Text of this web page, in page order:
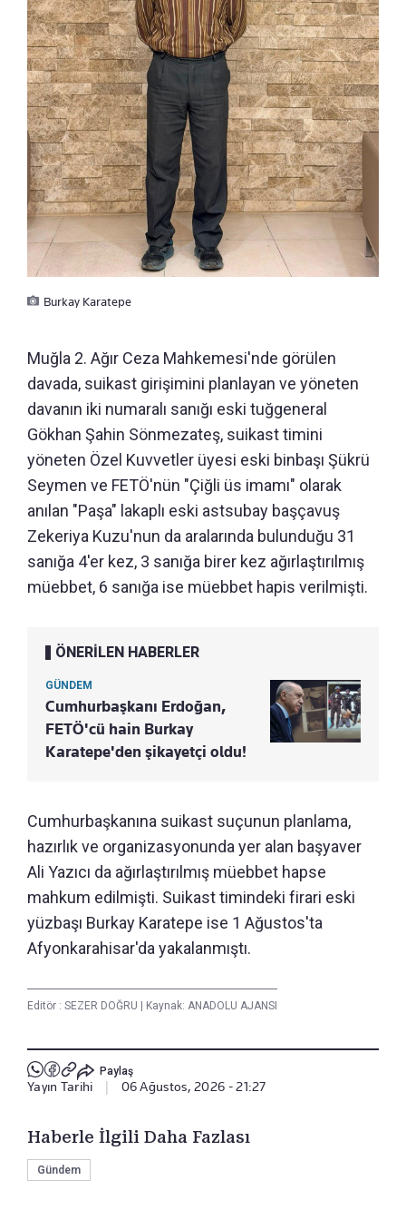
Burkay Karatepe
Muğla 2. Ağır Ceza Mahkemesi'nde görülen
davada, suikast girişimini planlayan ve yöneten
davanın iki numaralı sanığı eski tuğgeneral
Gökhan Şahin Sönmezateş, suikast timini
yöneten Özel Kuvvetler üyesi eski binbaşı Şükrü
Seymen ve FETÖ'nün "Çiğli üs imamı" olarak
anılan "Paşa" lakaplı eski astsubay başçavuş
Zekeriya Kuzu'nun da aralarında bulunduğu 31
sanığa 4'er kez, 3 sanığa birer kez ağırlaştırılmış
müebbet, 6 sanığa ise müebbet hapis verilmişti.
ÖNERİLEN HABERLER
GÜNDEM
Cumhurbaşkanı Erdoğan,
FETÖ'cü hain Burkay
Karatepe'den şikayetçi oldu!
Cumhurbaşkanına suikast suçunun planlama,
hazırlık ve organizasyonunda yer alan başyaver
Ali Yazıcı da ağırlaştırılmış müebbet hapse
mahkum edilmişti. Suikast timindeki firari eski
yüzbaşı Burkay Karatepe ise 1 Ağustos'ta
Afyonkarahisar'da yakalanmıştı.
Editör : SEZER DOĞRU Kaynak: ANADOLU AJANSI
Paylaş
Yayın Tarihi 06 Ağustos, 2026 - 21:27
Haberle İlgili Daha Fazlası
Gündem